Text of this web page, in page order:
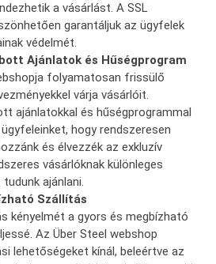
a vásárlást. A SSL
garantáljuk az ügyfelek
védelmét.
Ajánlatok és Hűségprogram
folyamatosan frissülő
várja vásárlóit.
ajánlatokkal és hűségprogrammal
hogy rendszeresen
és élvezzék az exkluzív
vásárlóknak különleges
ajánlani.
Szállítás
kényelmét a gyors és megbízható
Az Über Steel webshop
lehetőségeket kínál, beleértve az